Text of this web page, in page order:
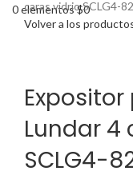
0elementos$0
caras vidrio SCLG4-
Volver a los
Lundar 4
SCLG4-